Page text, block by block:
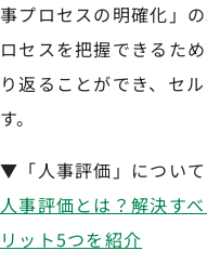
事プロセスの明確化」
ロセスを把握できるた
り返ることができ、セ
す。
▼「人事評価」について
人事評価とは？解決す
リット5つを紹介